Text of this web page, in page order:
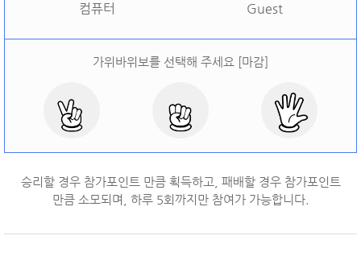
컴퓨터 Guest
가위바위보를 선택해 주세요 [마감]
승리할 경우 참가포인트 만큼 획득하고, 패배할 경우 참가포인트
만큼 소모되며, 하루 5회까지만 참여가 가능합니다.